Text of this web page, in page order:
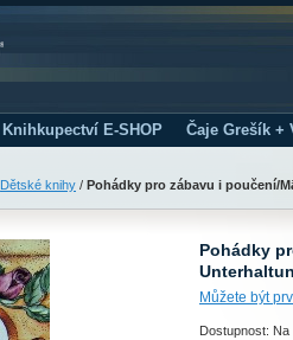
Knihkupectví E-SHOP Čaje Grešík +
Dětské knihy / Pohádky pro zábavu i poučení/
Pohádky
Můžete být
Dostupnost: Na